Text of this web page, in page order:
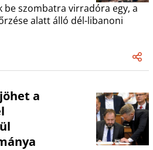
be szombatra virradóra egy, a
alatt álló dél-libanoni
a